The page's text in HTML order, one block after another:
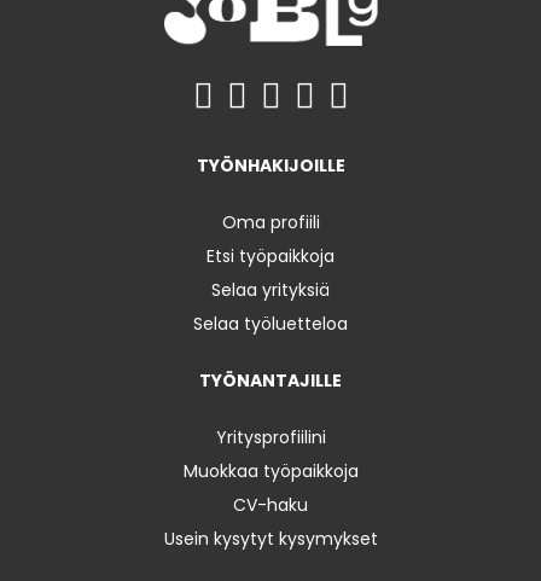
TYÖNHAKIJOILLE
Oma profiili
Etsi työpaikkoja
Selaa yrityksiä
Selaa työluetteloa
TYÖNANTAJILLE
Yritysprofiilini
Muokkaa työpaikkoja
CV-haku
Usein kysytyt kysymykset